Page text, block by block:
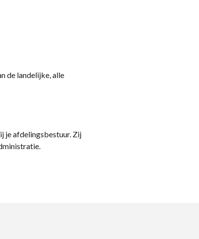
de landelijke, alle
je afdelingsbestuur. Zij